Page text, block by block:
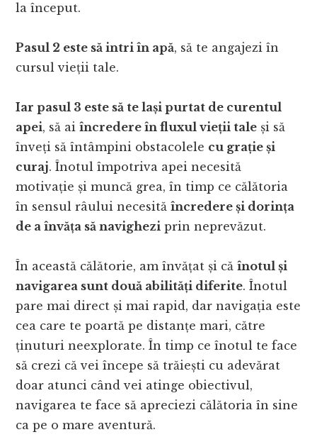
la început.
Pasul 2 este să intri în apă, să te angajezi în
cursul vieții tale.
Iar pasul 3 este să te lași purtat de curentul
apei, să aiîncredere în fluxul vieții tale și să
înveți să întâmpini obstacolele cu grație și
curaj. Înotul împotriva apei necesită
motivație și muncă grea, în timp ce călătoria
în sensul râului necesităîncredere și dorința
de a învăța să navighezi prin neprevăzut.
În această călătorie, am învățat și căînotul și
navigarea sunt două abilități diferite. Înotul
pare mai direct și mai rapid, dar navigația este
cea care te poartă pe distanțe mari, către
ținuturi neexplorate. În timp ce înotul te face
să crezi că vei începe să trăiești cu adevărat
doar atunci când vei atinge obiectivul,
navigarea te face să apreciezi călătoria în sine
ca pe o mare aventură.